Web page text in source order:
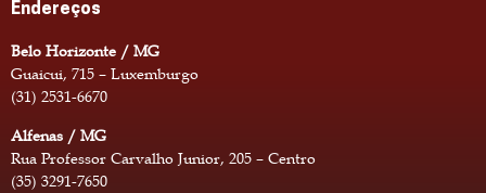
Endereços
Belo Horizonte / MG
Guaicui, 715 – Luxemburgo
(31) 2531-6670
Alfenas / MG
Rua Professor Carvalho Junior, 205 – Centro
(35) 3291-7650